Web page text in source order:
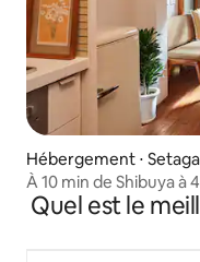
Hébergement ⋅
À 10 min de Shibuya à
Quel est le